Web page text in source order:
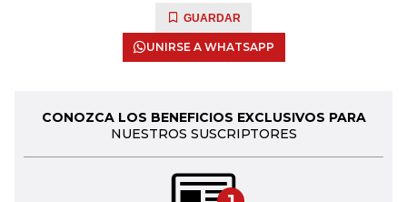
GUARDAR
UNIRSE A WHATSAPP
CONOZCA LOS BENEFICIOS EXCLUSIVOS PARA
NUESTROS SUSCRIPTORES